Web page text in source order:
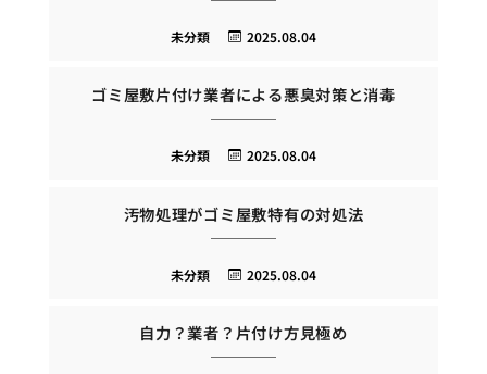
2025.08.04
未分類
ゴミ屋敷片付け業者による悪臭対策と消毒
2025.08.04
未分類
汚物処理がゴミ屋敷特有の対処法
2025.08.04
未分類
自力？業者？片付け方見極め